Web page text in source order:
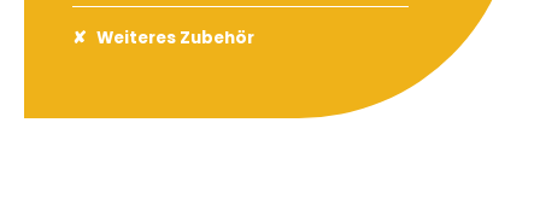
Weiteres Zubehör